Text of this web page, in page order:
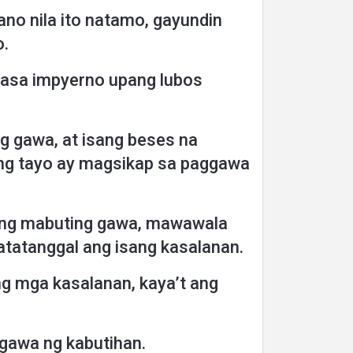
nila ito natamo, gayundin
impyerno upang lubos
gawa, at isang beses na
tayo ay magsikap sa paggawa
mabuting gawa, mawawala
ang isang kasalanan.
mga kasalanan, kaya’t ang
ng kabutihan.